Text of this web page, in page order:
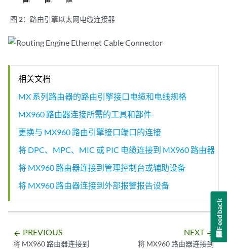
图 2： 路由引擎以太网电缆连接器
相关文档
MX 系列路由器的路由引擎接口电缆和电线规格
MX960 路由器连接所需的工具和部件
更换与 MX960 路由引擎接口端口的连接
将 DPC、MPC、MIC 或 PIC 电缆连接到 MX960 路由器
将 MX960 路由器连接到管理控制台或辅助设备
将 MX960 路由器连接到外部报警报告设备
arrow_backward PREVIOUS
将 MX960 路由器连接到
NEXT arrow_forward
将 MX960 路由器连接到
Feedback